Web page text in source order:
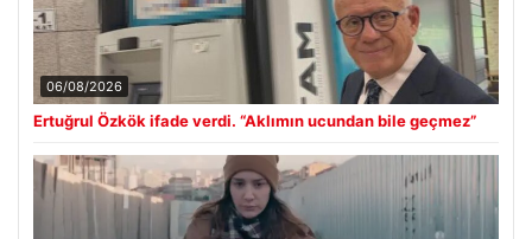
06/08/2026
Ertuğrul Özkök ifade verdi. “Aklımın ucundan bile geçmez”